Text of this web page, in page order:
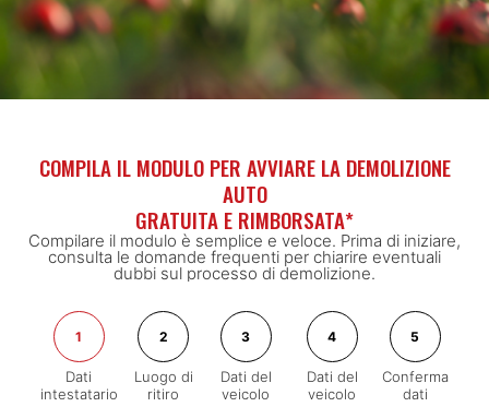
COMPILA IL MODULO PER AVVIARE LA DEMOLIZIONE
AUTO
GRATUITA E RIMBORSATA*
Compilare il modulo è semplice e veloce. Prima di iniziare,
consulta le domande frequenti per chiarire eventuali
dubbi sul processo di demolizione.